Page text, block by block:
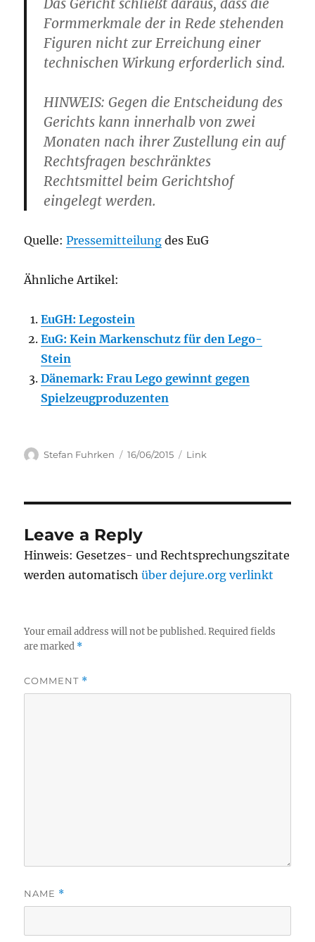
Das Gericht schließt daraus, dass die
Formmerkmale der in Rede stehenden
Figuren nicht zur Erreichung einer
technischen Wirkung erforderlich sind.
HINWEIS: Gegen die Entscheidung des
Gerichts kann innerhalb von zwei
Monaten nach ihrer Zustellung ein auf
Rechtsfragen beschränktes
Rechtsmittel beim Gerichtshof
eingelegt werden.
Quelle:Pressemitteilung des EuG
Ähnliche Artikel:
EuGH: Legostein
EuG: Kein Markenschutz für den Lego-
Stein
Dänemark: Frau Lego gewinnt gegen
Spielzeugproduzenten
Author
Stefan Fuhrken
Posted
16/06/2015 Categories
Link
Leave a Reply
Hinweis: Gesetzes- und Rechtsprechungszitate
werden automatischüber dejure.org verlinkt
Your email address will not be published. Required fields
are marked *
COMMENT *
NAME *